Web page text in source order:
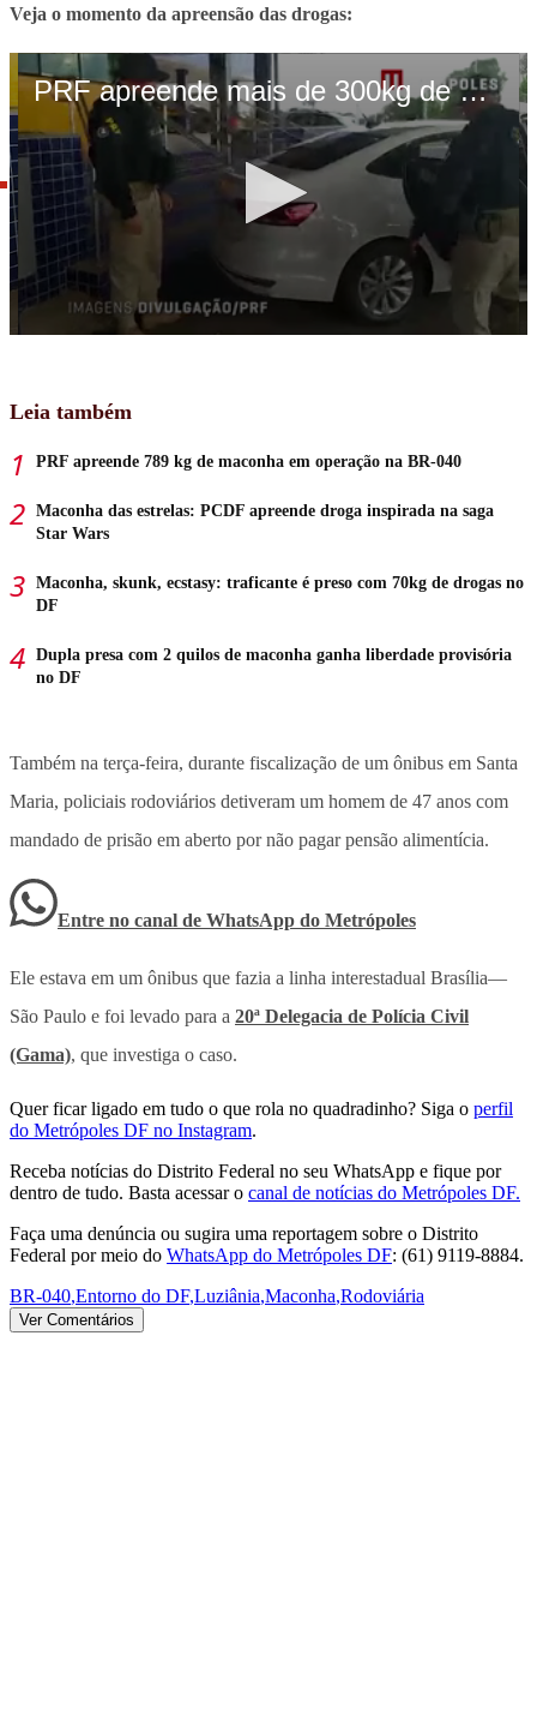
Veja o momento da apreensão das drogas:
Leia também
PRF apreende 789 kg de maconha em operação na BR-040
Maconha das estrelas: PCDF apreende droga inspirada na saga
Star Wars
Maconha, skunk, ecstasy: traficante é preso com 70kg de drogas no
DF
Dupla presa com 2 quilos de maconha ganha liberdade provisória
no DF
Também na terça-feira, durante fiscalização de um ônibus em Santa
Maria, policiais rodoviários detiveram um homem de 47 anos com
mandado de prisão em aberto por não pagar pensão alimentícia.
Entre no canal de WhatsApp do Metrópoles
Ele estava em um ônibus que fazia a linha interestadual Brasília—
São Paulo e foi levado para a 20ª Delegacia de Polícia Civil
(Gama), que investiga o caso.
Quer ficar ligado em tudo o que rola no quadradinho? Siga o perfil
do Metrópoles DF no Instagram.
Receba notícias do Distrito Federal no seu WhatsApp e fique por
dentro de tudo. Basta acessar o canal de notícias do Metrópoles DF.
Faça uma denúncia ou sugira uma reportagem sobre o Distrito
Federal por meio do WhatsApp do Metrópoles DF: (61) 9119-8884.
BR-040,Entorno do DF,Luziânia,Maconha,Rodoviária
Ver Comentários